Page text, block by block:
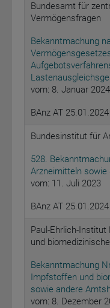
Bundesamt für
Vermögensfragen
Bekanntmachung
vom: 8. Januar 2024
BAnz AT
Bundesinstitut für
528.
Arzneimitteln sowie
vom: 11. Juli 2023
BAnz AT
Paul-Ehrlich-
und
Bekanntmachung
Impfstoffen und
sowie andere
vom: 8. Dezember